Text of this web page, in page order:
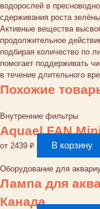
водорослей в
сдерживания роста
Активные вещества
продолжительное
подбирая количество по
помогает поддерживать
в течение длительного
Похожие
Внутренние фильтры
Aquael FAN
от 2439 ₽ В корзину
Оборудование для
Лампа для
Канада